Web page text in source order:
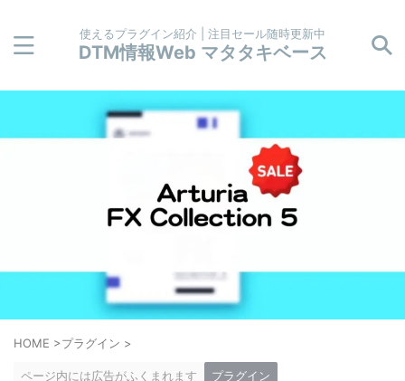
使えるプラグイン紹介 | 注目セール随時更新中
DTM情報Web マタタキベース
HOME >プラグイン >
ページ内には広告がふくまれます プラグイン